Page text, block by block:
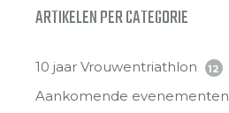
ARTIKELEN PER CATEGORIE
10 jaar Vrouwentriathlon 12
Aankomende evenementen